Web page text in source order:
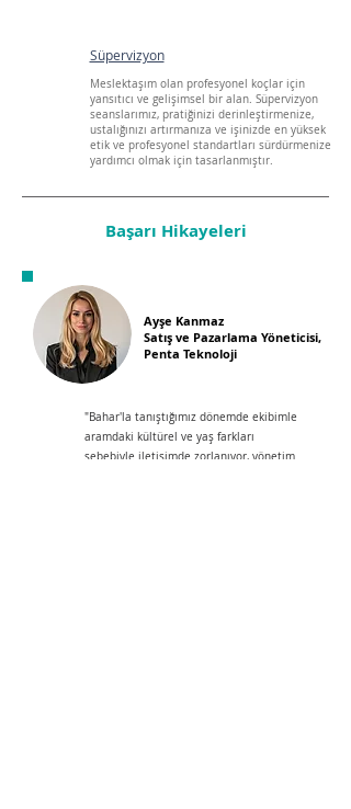
Süpervizyon
Meslektaşım olan profesyonel koçlar için
yansıtıcı ve gelişimsel bir alan. Süpervizyon
seanslarımız, pratiğinizi derinleştirmenize,
ustalığınızı artırmanıza ve işinizde en yüksek
etik ve profesyonel standartları sürdürmenize
yardımcı olmak için tasarlanmıştır.
Başarı Hikayeleri
Ayşe Kanmaz
Satış ve Pazarlama Yöneticisi,
Penta Teknoloji
"Bahar'la tanıştığımız dönemde ekibimle
aramdaki kültürel ve yaş farkları
sebebiyle iletişimde zorlanıyor, yönetim